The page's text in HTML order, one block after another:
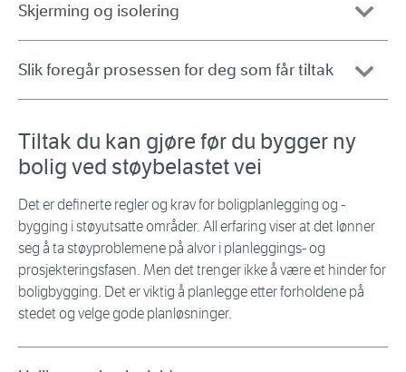
Skjerming og isolering
Slik foregår prosessen for deg som får tiltak
Tiltak du kan gjøre før du bygger ny
bolig ved støybelastet vei
Det er definerte regler og krav for boligplanlegging og -
bygging i støyutsatte områder. All erfaring viser at det lønner
seg å ta støyproblemene på alvor i planleggings- og
prosjekteringsfasen. Men det trenger ikke å være et hinder for
boligbygging. Det er viktig å planlegge etter forholdene på
stedet og velge gode planløsninger.